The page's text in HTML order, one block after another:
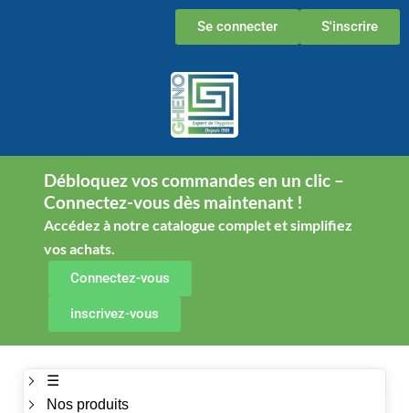
S'inscrire
Se connecter
Débloquez vos commandes en un clic –
Connectez-vous dès maintenant !
Accédez à notre catalogue complet et simplifiez
vos achats.
Connectez-vous
inscrivez-vous
☰
Nos produits